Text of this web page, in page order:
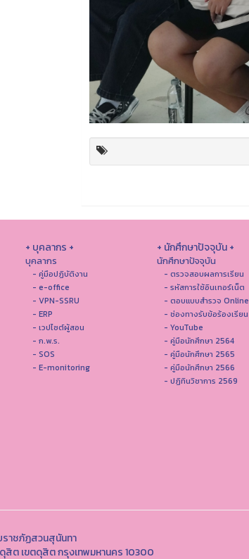
+ บุคลากร +
บุคลากร
- คู่มือปฏิบัติงาน
- e-office
- VPN-SSRU
- ERP
- เวปไซต์ผู้สอน
- ก.พ.ร.
- SOS
- E-monitoring
+ นักศึกษาปัจจุบัน +
นักศึกษาปัจจุบัน
- ตรวจสอบผลการเรียน
- รหัสการใช้อินเทอร์เน็ต
- ตอบแบบสำรวจ Online
- ช่องทางรับข้อร้องเรียน
- YouTube
- คู่มือนักศึกษา 2564
- คู่มือนักศึกษา 2565
- คู่มือนักศึกษา 2566
- ปฏิทินวิชาการ 2569
ราชภัฏสวนสุนันทา
สิต เขตดุสิต กรุงเทพมหานคร 10300